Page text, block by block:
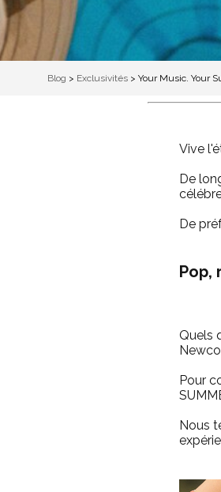
Blog > Exclusivités > Your Music. Your
Vive
De
De
Pop,
Quels
Pour
Nous